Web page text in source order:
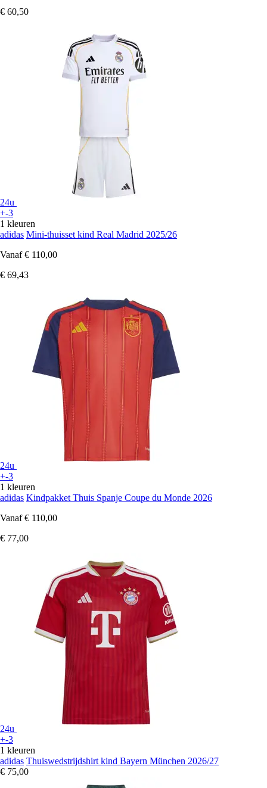
€ 60,50
24u
+-3
1 kleuren
adidas Mini-thuisset kind Real Madrid 2025/26
Vanaf € 110,00
€ 69,43
24u
+-3
1 kleuren
adidas Kindpakket Thuis Spanje Coupe du Monde 2026
Vanaf € 110,00
€ 77,00
24u
+-3
1 kleuren
adidas Thuiswedstrijdshirt kind Bayern München 2026/27
€ 75,00